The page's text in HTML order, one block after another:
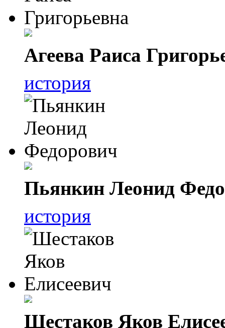
Агеева Раиса
история
Пьянкин Леонид
история
Шестаков Яков